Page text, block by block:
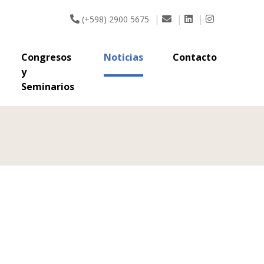
Seminarios
(+598) 2900 5675 | | |
Congresos
y
Seminarios
Noticias Contacto